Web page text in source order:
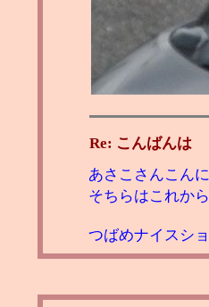
Re: こんばんは
あさこさんこん
そちらはこれか
つばめナイスシ